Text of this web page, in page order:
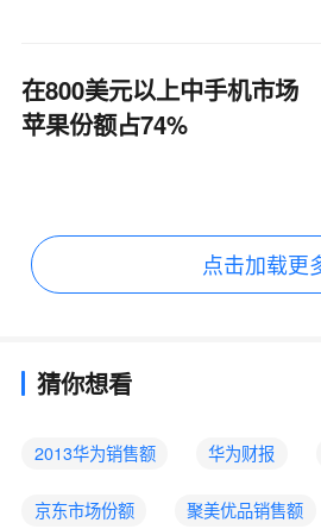
在800美元以上中手机市场
苹果份额占74%
点击加载更
猜你想看
2013华为销售额 华为财报
京东市场份额 聚美优品销售额